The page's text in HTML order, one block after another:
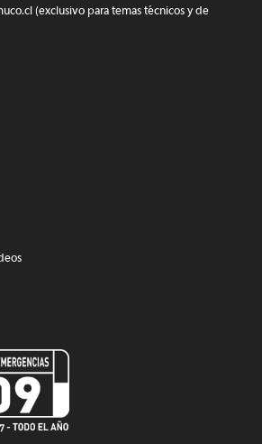
(exclusivo para temas técnicos y de